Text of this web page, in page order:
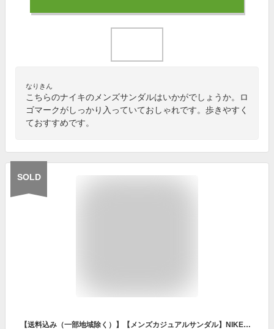
なりきん
こちらのナイキのメンズサンダルはいかがでしょうか。ロ
ゴマークがしっかり入っていておしゃれです。歩きやすく
ておすすめです。
SOLD
【送料込み（一部地域除く）】【メンズカジュアルサンダル】NIKE（ナイキ）エアマックス SOL サンダルスポーツサンダル DD9972-002【470】